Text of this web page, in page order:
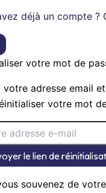
déjà un compte
votre mot de
votre adresse email
votre mot
le lien de
souvenez de